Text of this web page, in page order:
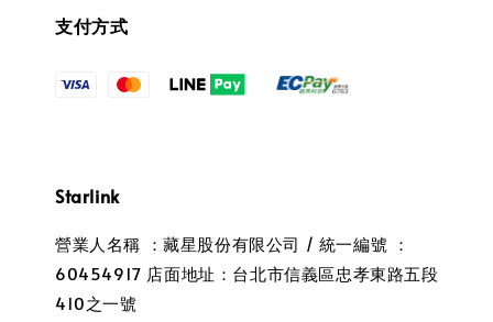
支付方式
Starlink
營業人名稱 ：藏星股份有限公司 / 統一編號 ：
60454917 店面地址：台北市信義區忠孝東路五段
410之一號